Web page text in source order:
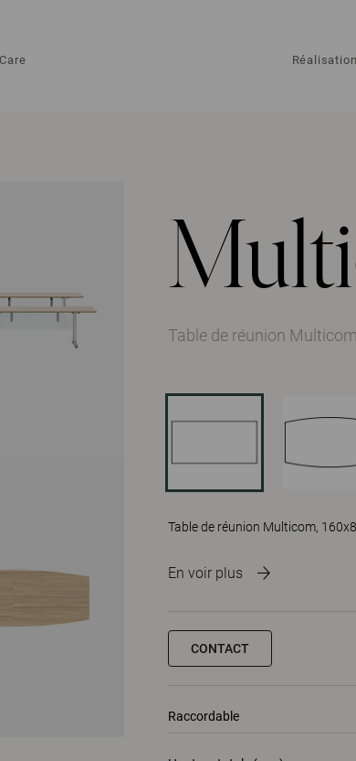
Care
Table de réunion
Table de réunion Multicom,
En voir plus
CONTACT
Raccordable